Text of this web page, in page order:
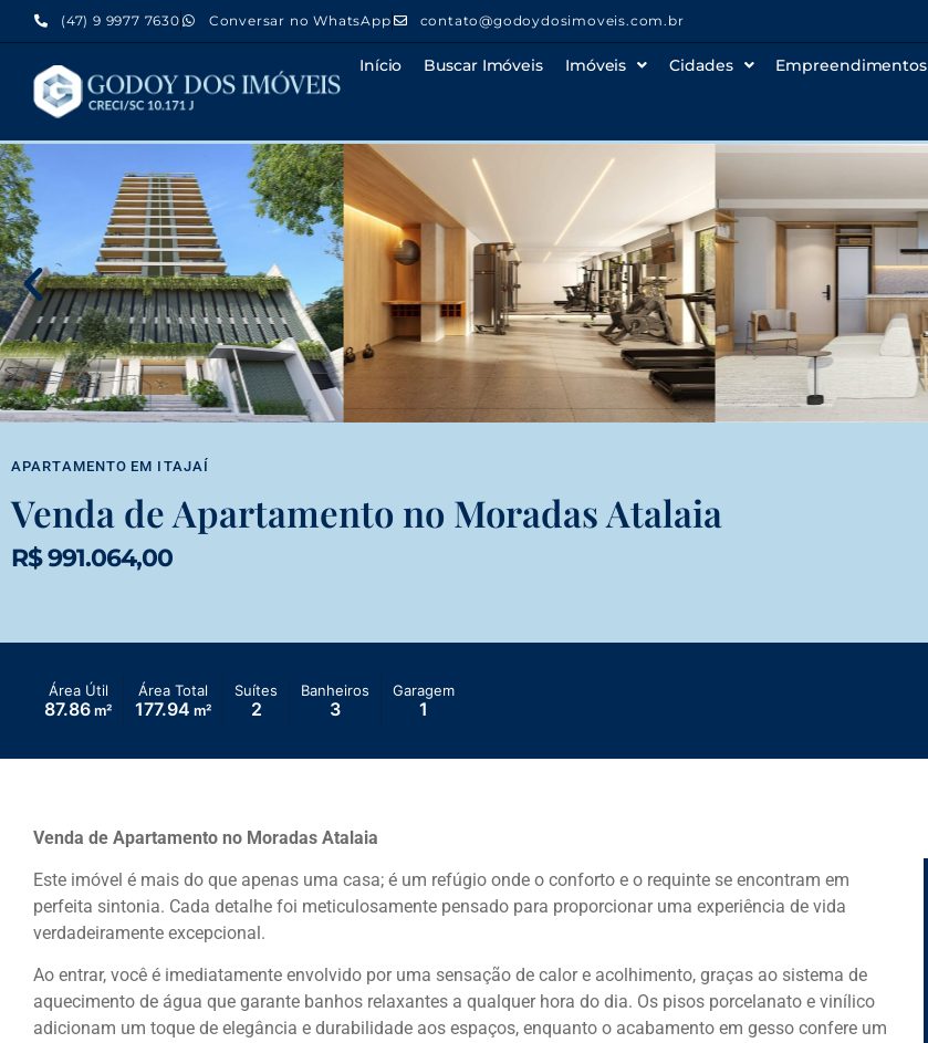
(47) 9 9977 7630 Conversar no WhatsApp contato@godoydosimoveis.com.br
Início Buscar Imóveis Imóveis Cidades Empreendimentos
APARTAMENTO EM ITAJAÍ
Venda de Apartamento no Moradas Atalaia
R$ 991.064,00
Área Útil
87.86 m²
Área Total
177.94 m²
Suítes
2
Banheiros
3
Garagem
1
Venda de Apartamento no Moradas Atalaia
Este imóvel é mais do que apenas uma casa; é um refúgio onde o conforto e o requinte se encontram em
perfeita sintonia. Cada detalhe foi meticulosamente pensado para proporcionar uma experiência de vida
verdadeiramente excepcional.
Ao entrar, você é imediatamente envolvido por uma sensação de calor e acolhimento, graças ao sistema de
aquecimento de água que garante banhos relaxantes a qualquer hora do dia. Os pisos porcelanato e vinílico
adicionam um toque de elegância e durabilidade aos espaços, enquanto o acabamento em gesso confere um